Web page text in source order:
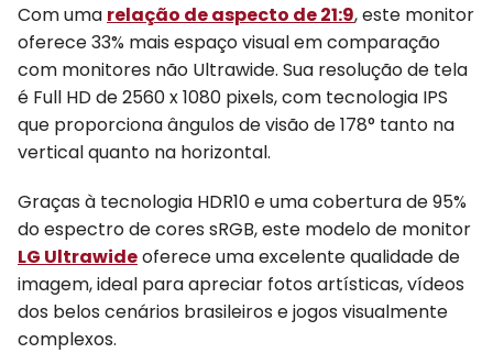
Com uma relação de aspecto de 21:9, este monitor
oferece 33% mais espaço visual em comparação
com monitores não Ultrawide. Sua resolução de tela
é Full HD de 2560 x 1080 pixels, com tecnologia IPS
que proporciona ângulos de visão de 178° tanto na
vertical quanto na horizontal.
Graças à tecnologia HDR10 e uma cobertura de 95%
do espectro de cores sRGB, este modelo de monitor
LG Ultrawideoferece uma excelente qualidade de
imagem, ideal para apreciar fotos artísticas, vídeos
dos belos cenários brasileiros e jogos visualmente
complexos.